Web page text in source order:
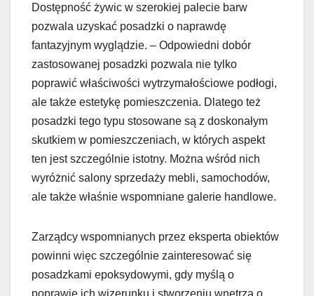
Dostępność żywic w szerokiej palecie barw
pozwala uzyskać posadzki o naprawdę
fantazyjnym wyglądzie. – Odpowiedni dobór
zastosowanej posadzki pozwala nie tylko
poprawić właściwości wytrzymałościowe podłogi,
ale także estetykę pomieszczenia. Dlatego też
posadzki tego typu stosowane są z doskonałym
skutkiem w pomieszczeniach, w których aspekt
ten jest szczególnie istotny. Można wśród nich
wyróżnić salony sprzedaży mebli, samochodów,
ale także właśnie wspomniane galerie handlowe.
Zarządcy wspomnianych przez eksperta obiektów
powinni więc szczególnie zainteresować się
posadzkami epoksydowymi, gdy myślą o
poprawie ich wizerunku i stworzeniu wnętrza o